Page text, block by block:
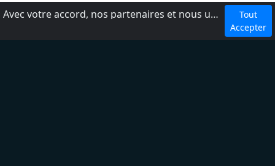
Avec votre accord, nos partenaires et nous utilisons des cookies ou technologies similaires pour stocker et accéder à vos informations personnelles, comme votre visite sur ce site.
Tout
Accepter